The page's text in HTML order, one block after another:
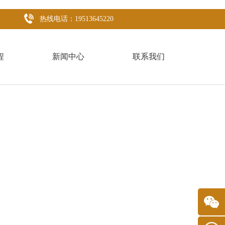
热线电话：19513645220
新闻中心 联系我们